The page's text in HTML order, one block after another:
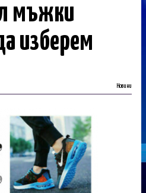
мъжки
изберем
Новини